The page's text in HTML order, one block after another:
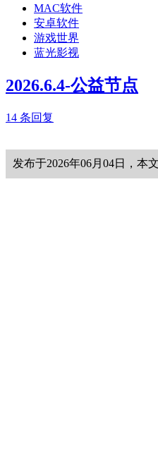
MAC软件
安卓软件
游戏世界
蓝光影视
2026.6.4-公益节点
14 条回复
发布于2026年06月04日，本文